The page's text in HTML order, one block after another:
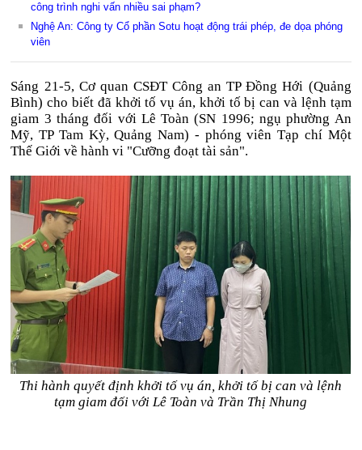
công trình nghi vấn nhiều sai phạm?
Nghệ An: Công ty Cổ phần Sotu hoạt động trái phép, đe dọa phóng
viên
Sáng 21-5, Cơ quan CSĐT Công an TP Đồng Hới (Quảng
Bình) cho biết đã khởi tố vụ án, khởi tố bị can và lệnh tạm
giam 3 tháng đối với Lê Toàn (SN 1996; ngụ phường An
Mỹ, TP Tam Kỳ, Quảng Nam) - phóng viên Tạp chí Một
Thế Giới về hành vi "Cưỡng đoạt tài sản".
Thi hành quyết định khởi tố vụ án, khởi tố bị can và lệnh
tạm giam đối với Lê Toàn và Trần Thị Nhung